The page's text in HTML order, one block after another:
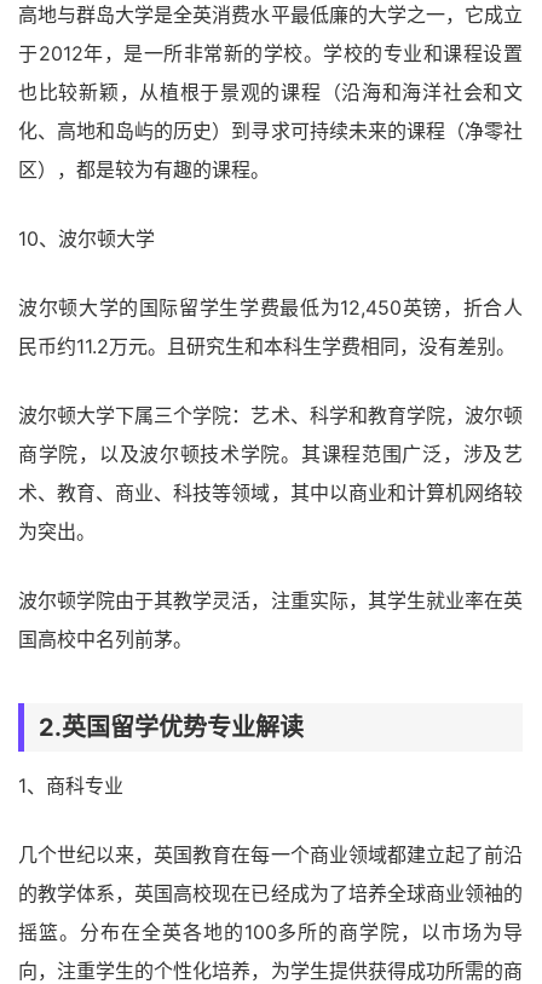
高地与群岛大学是全英消费水平最低廉的大学之一，它成立
于2012年，是一所非常新的学校。学校的专业和课程设置
也比较新颖，从植根于景观的课程（沿海和海洋社会和文
化、高地和岛屿的历史）到寻求可持续未来的课程（净零社
区），都是较为有趣的课程。
10、波尔顿大学
波尔顿大学的国际留学生学费最低为12,450英镑，折合人
民币约11.2万元。且研究生和本科生学费相同，没有差别。
波尔顿大学下属三个学院：艺术、科学和教育学院，波尔顿
商学院，以及波尔顿技术学院。其课程范围广泛，涉及艺
术、教育、商业、科技等领域，其中以商业和计算机网络较
为突出。
波尔顿学院由于其教学灵活，注重实际，其学生就业率在英
国高校中名列前茅。
2.英国留学优势专业解读
1、商科专业
几个世纪以来，英国教育在每一个商业领域都建立起了前沿
的教学体系，英国高校现在已经成为了培养全球商业领袖的
摇篮。分布在全英各地的100多所的商学院，以市场为导
向，注重学生的个性化培养，为学生提供获得成功所需的商